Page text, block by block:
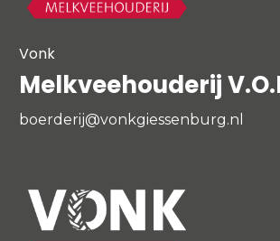
Vonk
Melkveehouderij
boerderij@vonkgiessenburg.nl